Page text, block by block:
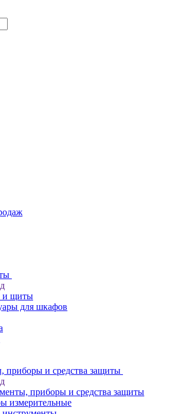
щиты
для шкафов
приборы и средства защиты
приборы и средства защиты
измерительные